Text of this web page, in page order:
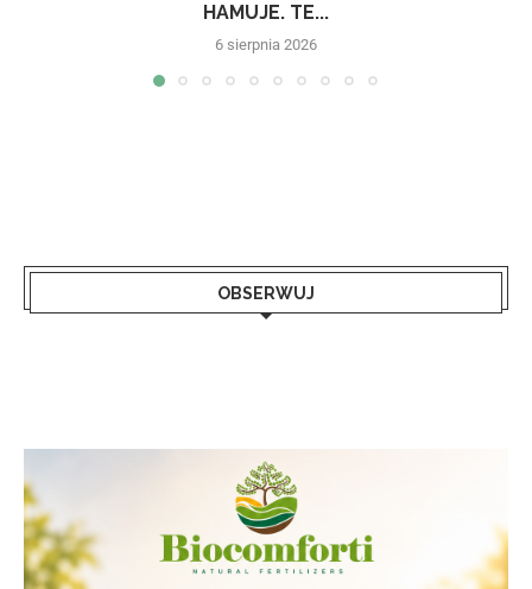
HAMUJE. TE...
6 sierpnia 2026
OBSERWUJ